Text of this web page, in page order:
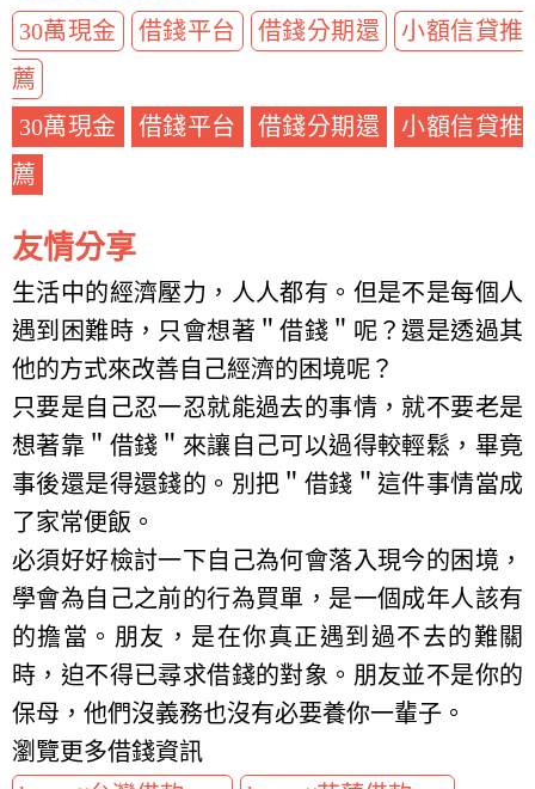
30萬現金 借錢平台 借錢分期還
小額信貸推
薦
30萬現金
借錢平台 借錢分期還
小額信貸推
薦
友情分享
生活中的經濟壓力，人人都有。但是不是每個人
遇到困難時，只會想著＂借錢＂呢？還是透過其
他的方式來改善自己經濟的困境呢？
只要是自己忍一忍就能過去的事情，就不要老是
想著靠＂借錢＂來讓自己可以過得較輕鬆，畢竟
事後還是得還錢的。別把＂借錢＂這件事情當成
了家常便飯。
必須好好檢討一下自己為何會落入現今的困境，
學會為自己之前的行為買單，是一個成年人該有
的擔當。朋友，是在你真正遇到過不去的難關
時，迫不得已尋求借錢的對象。朋友並不是你的
保母，他們沒義務也沒有必要養你一輩子。
瀏覽更多借錢資訊